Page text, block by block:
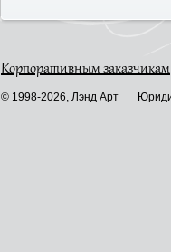
Корпоративным заказчикам
© 1998-2026, Лэнд Арт